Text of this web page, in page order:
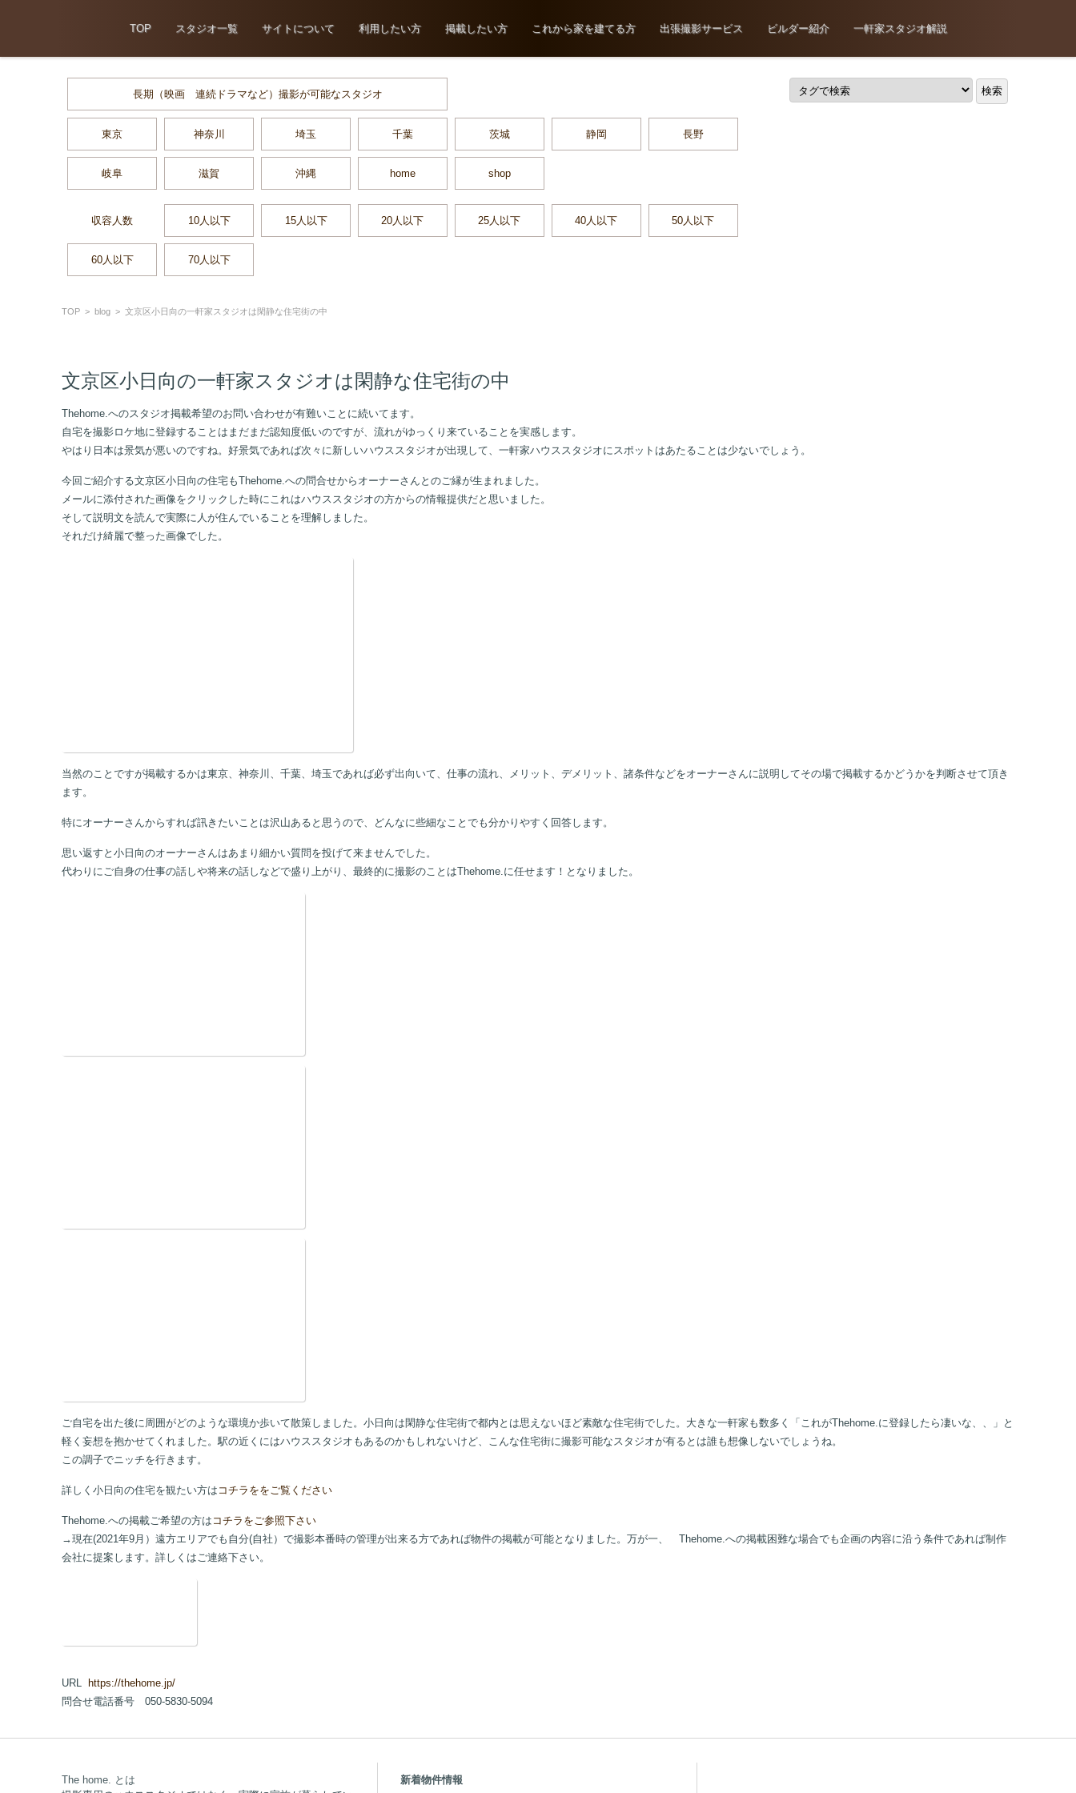
TOP スタジオ一覧 サイトについて 利用したい方 掲載したい方 これから家を建てる方 出張撮影サービス ビルダー紹介 一軒家スタジオ解説
長期（映画 連続ドラマなど）撮影が可能なスタジオ
東京 神奈川 埼玉 千葉 茨城 静岡 長野
岐阜 滋賀 沖縄 home shop
収容人数 10人以下 15人以下 20人以下 25人以下 40人以下 50人以下
60人以下 70人以下
TOP > blog > 文京区小日向の一軒家スタジオは閑静な住宅街の中
文京区小日向の一軒家スタジオは閑静な住宅街の中
Thehome.へのスタジオ掲載希望のお問い合わせが有難いことに続いてます。
自宅を撮影ロケ地に登録することはまだまだ認知度低いのですが、流れがゆっくり来ていることを実感します。
やはり日本は景気が悪いのですね。好景気であれば次々に新しいハウススタジオが出現して、一軒家ハウススタジオにスポットはあたることは少ないでしょう。
今回ご紹介する文京区小日向の住宅もThehome.への問合せからオーナーさんとのご縁が生まれました。
メールに添付された画像をクリックした時にこれはハウススタジオの方からの情報提供だと思いました。
そして説明文を読んで実際に人が住んでいることを理解しました。
それだけ綺麗で整った画像でした。
当然のことですが掲載するかは東京、神奈川、千葉、埼玉であれば必ず出向いて、仕事の流れ、メリット、デメリット、諸条件などをオーナーさんに説明してその場で掲載するかどうかを判断させて頂き
ます。
特にオーナーさんからすれば訊きたいことは沢山あると思うので、どんなに些細なことでも分かりやすく回答します。
思い返すと小日向のオーナーさんはあまり細かい質問を投げて来ませんでした。
代わりにご自身の仕事の話しや将来の話しなどで盛り上がり、最終的に撮影のことはThehome.に任せます！となりました。
ご自宅を出た後に周囲がどのような環境か歩いて散策しました。小日向は閑静な住宅街で都内とは思えないほど素敵な住宅街でした。大きな一軒家も数多く「これがThehome.に登録したら凄いな、、」と
軽く妄想を抱かせてくれました。駅の近くにはハウススタジオもあるのかもしれないけど、こんな住宅街に撮影可能なスタジオが有るとは誰も想像しないでしょうね。
この調子でニッチを行きます。
詳しく小日向の住宅を観たい方は コチラををご覧ください
Thehome.への掲載ご希望の方は コチラをご参照下さい
→現在(2021年9月）遠方エリアでも自分(自社）で撮影本番時の管理が出来る方であれば物件の掲載が可能となりました。万が一、 Thehome.への掲載困難な場合でも企画の内容に沿う条件であれば制作
会社に提案します。詳しくはご連絡下さい。
URL
https://thehome.jp/
問合せ電話番号 050-5830-5094
The home. とは
新着物件情報